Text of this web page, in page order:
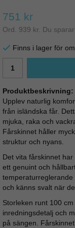
751 kr
Ord. 939 kr . Du sparar
Finns i lager för
Produktbeskrivning:
Upplev naturlig
från isländska får.
mjuka, raka och
Fårskinnet håller
struktur och nyans.
Det vita fårskinnet
ett genuint och
och känns svalt när
Storleken runt 100
inredningsdetalj och
på sängen.